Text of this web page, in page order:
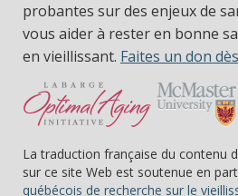
probantes sur des enjeux de
vous aider à rester en bonne
en vieillissant. Faites un don
La traduction française du contenu
sur ce site Web est soutenue en
québécois de recherche sur le